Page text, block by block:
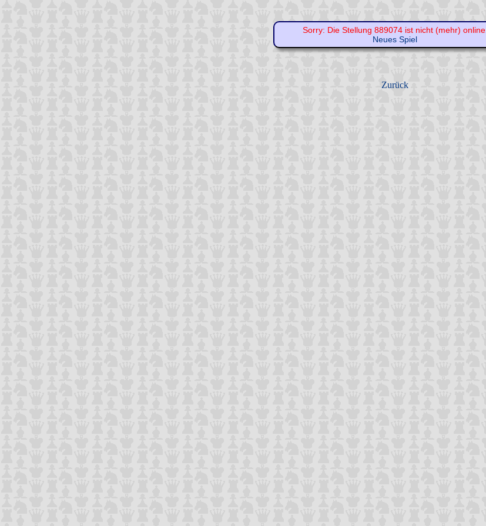
Sorry: Die Stellung 889074 ist nicht (mehr) online.
Neues Spiel
Zurück